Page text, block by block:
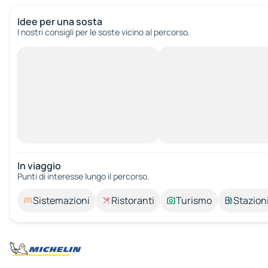
Idee per una sosta
I nostri consigli per le soste vicino al percorso.
In viaggio
Punti di interesse lungo il percorso.
Sistemazioni Ristoranti Turismo